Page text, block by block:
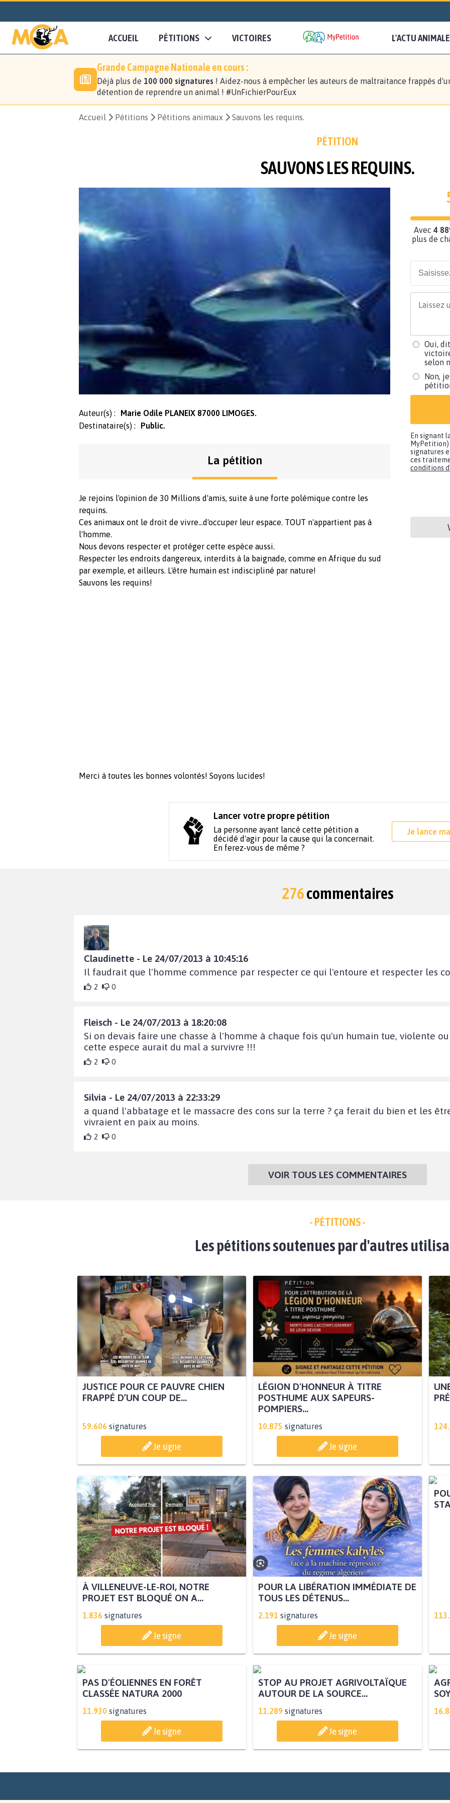
ACCUEIL PÉTITIONS VICTOIRES L'ACTU ANIMALE
Grande Campagne Nationale en cours :
Déjà plus de 100 000 signatures ! Aidez-nous à empêcher les auteurs de maltraitance frappés
détention de reprendre un animal ! #UnFichierPourEux
Accueil Pétitions Pétitions animaux Sauvons les requins.
PÉTITION
SAUVONS LES REQUINS.
Auteur(s) :
Marie Odile PLANEIX 87000 LIMOGES.
Destinataire(s) :
Public.
La pétition
Je rejoins l'opinion de 30 Millions d'amis, suite à une forte polémique contre les
requins.
Ces animaux ont le droit de vivre...d'occuper leur espace. TOUT n'appartient pas à
l'homme.
Nous devons respecter et protéger cette espèce aussi.
Respecter les endroits dangereux, interdits à la baignade, comme en Afrique du sud
par exemple, et ailleurs. L'être humain est indiscipliné par nature!
Sauvons les requins!
Merci à toutes les bonnes volontés! Soyons lucides!
Avec 4
plus de
Oui,
selon
Non,
En signant
MyPetition)
signatures
ces
conditions
Lancer votre propre pétition
La personne ayant lancé cette pétition a
décidé d'agir pour la cause qui la concernait.
En ferez-vous de même ?
Je lance
276commentaires
Claudinette - Le 24/07/2013 à 10:45:16
Il faudrait que l'homme commence par respecter ce qui l'entoure et respecter les
2 0
Fleisch - Le 24/07/2013 à 18:20:08
Si on devais faire une chasse à l'homme à chaque fois qu'un humain tue, violente
cette espece aurait du mal a survivre !!!
2 0
Silvia - Le 24/07/2013 à 22:33:29
a quand l'abbatage et le massacre des cons sur la terre ? ça ferait du bien et les
vivraient en paix au moins.
2 0
VOIR TOUS LES COMMENTAIRES
- PÉTITIONS -
Les pétitions soutenues par d'autres
JUSTICE POUR CE PAUVRE CHIEN
FRAPPÉ D’UN COUP DE...
59.606 signatures
Je signe
LÉGION D'HONNEUR À TITRE
POSTHUME AUX SAPEURS-
POMPIERS...
10.875 signatures
Je signe
À VILLENEUVE-LE-ROI, NOTRE
PROJET EST BLOQUÉ ON A...
1.836 signatures
Je signe
POUR LA LIBÉRATION IMMÉDIATE DE
TOUS LES DÉTENUS...
2.191 signatures
Je signe
PAS D'ÉOLIENNES EN FORÊT
CLASSÉE NATURA 2000
11.930 signatures
Je signe
STOP AU PROJET AGRIVOLTAÏQUE
AUTOUR DE LA SOURCE...
11.289 signatures
Je signe